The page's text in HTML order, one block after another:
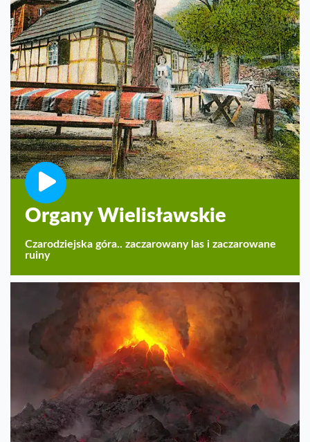
Organy Wielisławskie
Czarodziejska góra.. zaczarowany las i zaczarowane
ruiny